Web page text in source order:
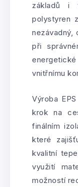
základů i
polystyren
nezávadný,
při
vnitřnímu
Výroba
krok na
finálním
které
kvalitní
využití
možností